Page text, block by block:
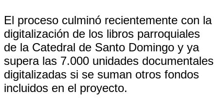
El proceso culminó recientemente con la
digitalización de los libros parroquiales
de la Catedral de Santo Domingo y ya
supera las 7.000 unidades documentales
digitalizadas si se suman otros fondos
incluidos en el proyecto.